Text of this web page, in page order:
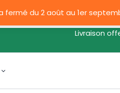
fermé du 2 août au 1er
Livraison